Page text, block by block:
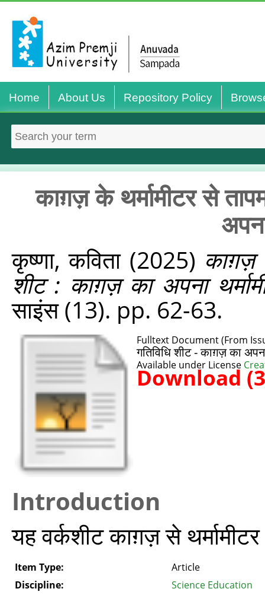
Home About Us Repository Policy
काग़ज़ के थर्मामीटर से
कृष्णा, कविता(2025) काग़ज़
शीट : काग़ज़ का अपना
साइंस (13). pp. 62-63.
Fulltext Document (From
गतिविधि शीट - काग़ज़ का
Available under License
Download
Introduction
यह वर्कशीट काग़ज़ से
Item Type:
Article
Discipline:
Science Education